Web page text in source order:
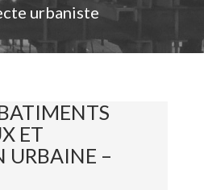
urbaniste
ET
URBAINE –